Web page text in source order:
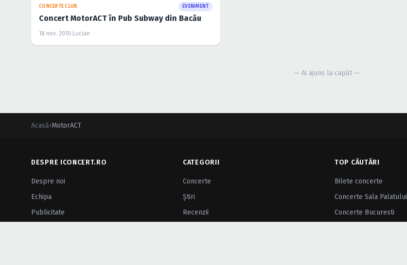
CONCERTE CLUB EVENIMENT
Concert MotorACT în Pub Subway din Bacău
18 nov. 2010·Lucian
— Ai ajuns la capăt —
Acasă›MotorACT
DESPRE ICONCERT.RO
Despre noi
Echipa
Publicitate
CATEGORII
Concerte
Ştiri
Recenzii
TOP CĂUTĂRI
Bilete concerte
Concerte Sala Palatului
Concerte Bucuresti